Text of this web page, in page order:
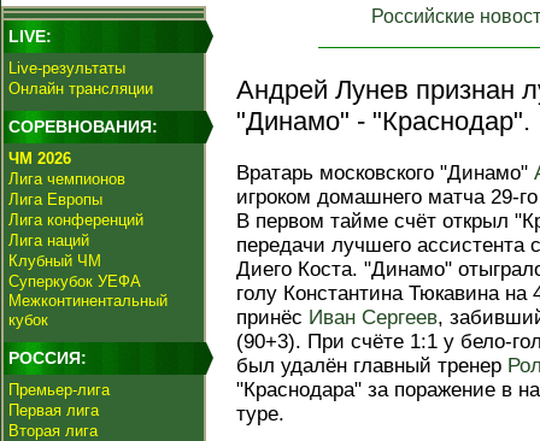
LIVE:
Live-результаты
Онлайн трансляции
СОРЕВНОВАНИЯ:
ЧМ 2026
Лига чемпионов
Лига Европы
Лига конференций
Лига наций
Клубный ЧМ
Суперкубок УЕФА
Межконтинентальный
кубок
РОССИЯ:
Премьер-лига
Первая лига
Вторая лига
Российские
Андрей Лунев признан
"Динамо" - "Краснодар".
Вратарь московского "Динамо"
игроком домашнего матча 29-
В первом тайме счёт открыл
передачи лучшего ассистента
Диего Коста. "Динамо"
голу Константина Тюкавина
принёс Иван Сергеев,
(90+3). При счёте 1:1 у бело-
был удалён главный тренер
"Краснодара" за поражение в
туре.